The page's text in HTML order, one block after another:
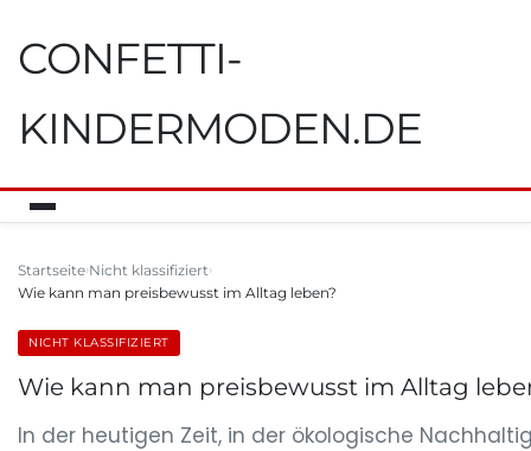
CONFETTI-
KINDERMODEN.DE
Startseite Nicht klassifiziert
Wie kann man preisbewusst im Alltag leben?
NICHT KLASSIFIZIERT
Wie kann man preisbewusst im Alltag
In der heutigen Zeit, in der ökologische